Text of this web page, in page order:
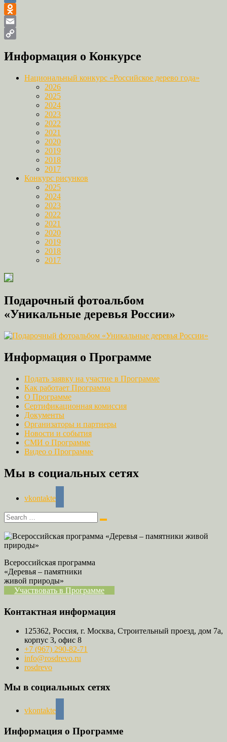
VK
Odnoklassniki
Email
Link
Информация о Конкурсе
Национальный конкурс «Российское дерево года»
2026
2025
2024
2023
2022
2021
2020
2019
2018
2017
Конкурс рисунков
2025
2024
2023
2022
2021
2020
2019
2018
2017
Подарочный фотоальбом
«Уникальные деревья России»
Информация о Программе
Подать заявку на участие в Программе
Как работает Программа
О Программе
Сертификационная комиссия
Документы
Организаторы и партнеры
Новости и события
СМИ о Программе
Видео о Программе
Мы в социальных сетях
vkontakte
Всероссийская программа
«Деревья – памятники
живой природы»
Участвовать в Программе
Контактная информация
125362, Россия, г. Москва, Строительный проезд, дом 7а,
корпус 3, офис 8
+7 (967) 290-82-71
info@rosdrevo.ru
rosdrevo
Мы в социальных сетях
vkontakte
Информация о Программе